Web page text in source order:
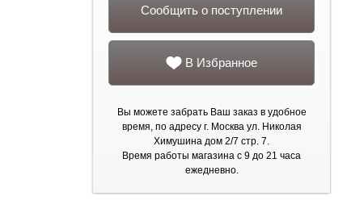
Сообщить о поступлении
В Избранное
Вы можете забрать Ваш заказ в удобное
время, по адресу г. Москва ул. Николая
Химушина дом 2/7 стр. 7.
Время работы магазина с 9 до 21 часа
ежедневно.